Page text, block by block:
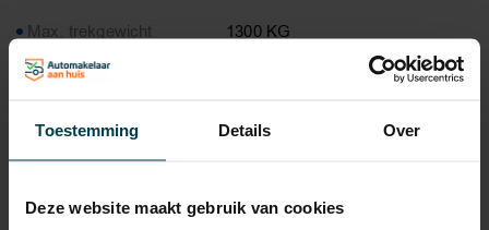
Toestemming Details Over
Deze website maakt gebruik van cookies
Max. trekgewicht
1300 KG
Laadvermogen
Bijtelling
22 %